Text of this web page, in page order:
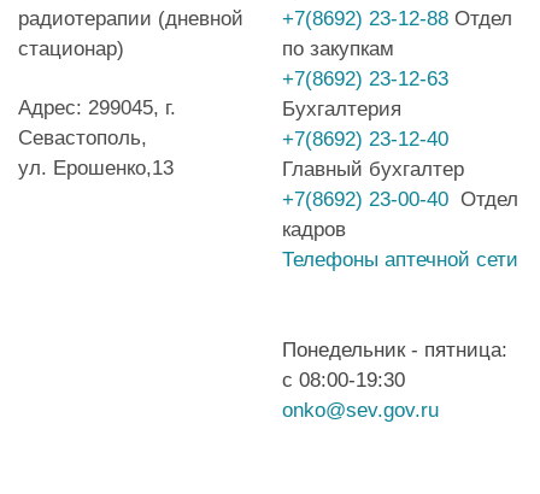
радиотерапии (дневной
стационар)
Адрес: 299045, г.
Севастополь,
ул. Ерошенко,13
+7(8692) 23-12-88 Отдел
по закупкам
+7(8692) 23-12-63
Бухгалтерия
+7(8692) 23-12-40
Главный бухгалтер
+7(8692) 23-00-40 Отдел
кадров
Телефоны аптечной сети
Понедельник - пятница:
с 08:00-19:30
onko@sev.gov.ru